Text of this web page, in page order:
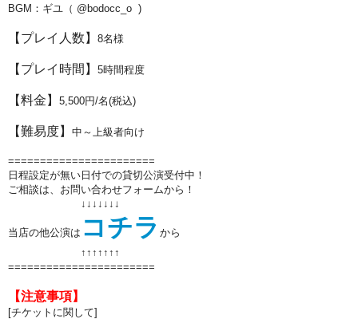
BGM：ギユ（ @bodocc_o )
【プレイ人数】 8名様
【プレイ時間】 5時間程度
【料金】 5,500円/名(税込)
【難易度】 中～上級者向け
=======================
日程設定が無い日付での貸切公演受付中！
ご相談は、お問い合わせフォームから！
↓↓↓↓↓↓↓
当店の他公演は コチラ から
↑↑ ↑↑ ↑↑ ↑
=======================
【注意事項】
[チケットに関して]